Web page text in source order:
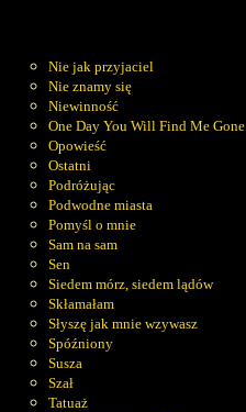
Nie jak przyjaciel
Nie znamy się
Niewinność
One Day You Will Find Me Gone
Opowieść
Ostatni
Podróżując
Podwodne miasta
Pomyśl o mnie
Sam na sam
Sen
Siedem mórz, siedem lądów
Skłamałam
Słyszę jak mnie wzywasz
Spóźniony
Susza
Szał
Tatuaż